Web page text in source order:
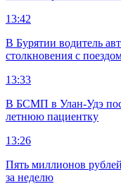
13:42
В Бурятии водитель
столкновения с
13:33
В БСМП в Улан-Удэ
летнюю пациентку
13:26
Пять миллионов
за неделю